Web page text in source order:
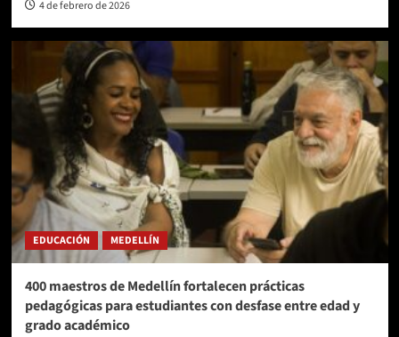
4 de febrero de 2026
EDUCACIÓN MEDELLÍN
400 maestros de Medellín fortalecen prácticas
pedagógicas para estudiantes con desfase entre edad y
grado académico